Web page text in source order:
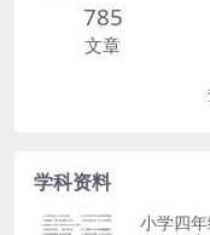
785
文章
学科资料
小学四